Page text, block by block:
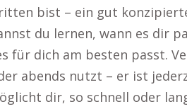
bist – ein gut
du lernen, wann es dir
für dich am besten passt.
abends nutzt – er ist
dir, so schnell oder